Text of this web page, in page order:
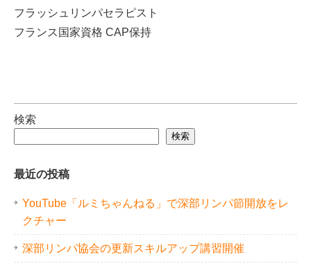
フラッシュリンパセラピスト
フランス国家資格 CAP保持
検索
検索
最近の投稿
YouTube「ルミちゃんねる」で深部リンパ節開放をレ
クチャー
深部リンパ協会の更新スキルアップ講習開催